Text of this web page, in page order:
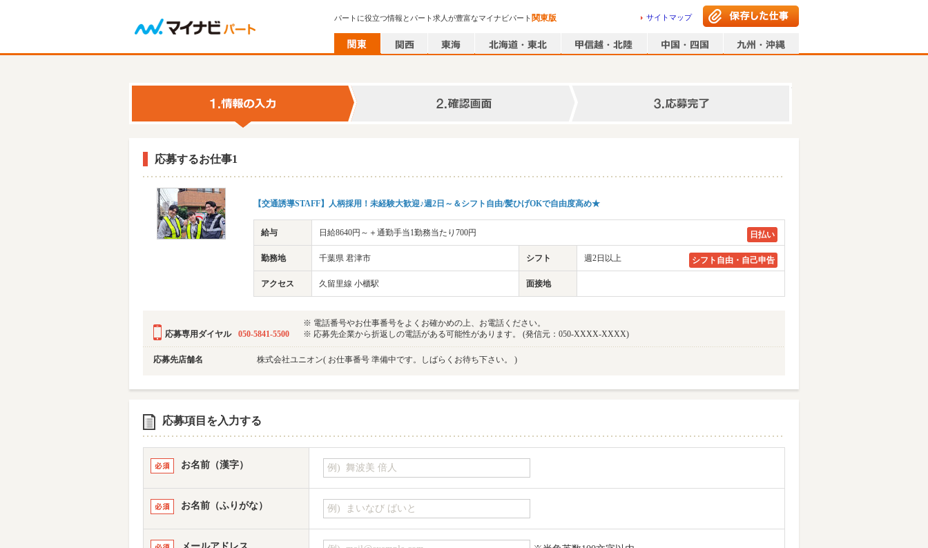
パートに役立つ情報とパート求人が豊富なマイナビパート 関東版 サイトマップ
応募するお仕事1
【交通誘導STAFF】人柄採用！未経験大歓迎♪週2日～＆シフト自由/髪ひげOKで自由度高め★
給与 日給8640円～＋通勤手当1勤務当たり700円 日払い
勤務地 千葉県 君津市 シフト 週2日以上 シフト自由・自己申告
アクセス 久留里線 小櫃駅 面接地
応募専用ダイヤル 050-5841-5500
※ 電話番号やお仕事番号をよくお確かめの上、お電話ください。
※ 応募先企業から折返しの電話がある可能性があります。 (発信元：050-XXXX-XXXX)
応募先店舗名 株式会社ユニオン( お仕事番号 準備中です。しばらくお待ち下さい。 )
応募項目を入力する
お名前（漢字）
お名前（ふりがな）